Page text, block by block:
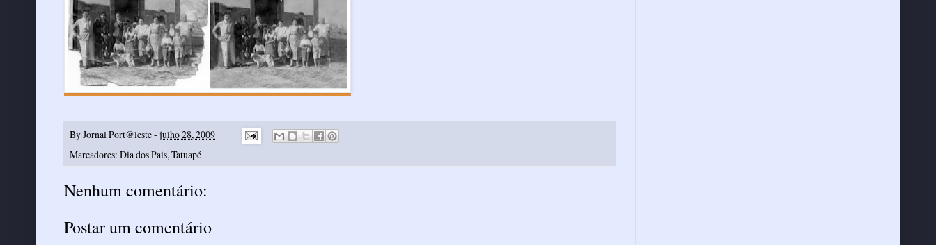
ByJornal Port@leste- julho 28, 2009
Marcadores: Dia dos Pais,Tatuapé
Nenhum comentário:
Postar um comentário